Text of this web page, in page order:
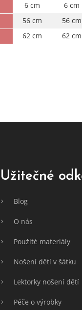
6 cm
6 cm
56 cm
56 cm
62 cm 62 cm
Užitečné
Blog
O nás
Použité materiály
Nošení dětí v šátku
Lektorky nošení dětí
Péče o výrobky